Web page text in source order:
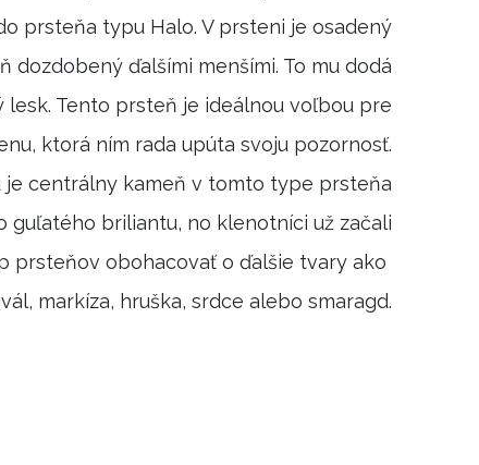
prsteňa typu Halo. V prsteni je osadený
dozdobený ďalšími menšími. To mu dodá
lesk. Tento prsteň je ideálnou voľbou pre
ktorá ním rada upúta svoju pozornosť.
je centrálny kameň v tomto type prsteňa
guľatého briliantu, no klenotníci už začali
prsteňov obohacovať o ďalšie tvary ako
markíza, hruška, srdce alebo smaragd.